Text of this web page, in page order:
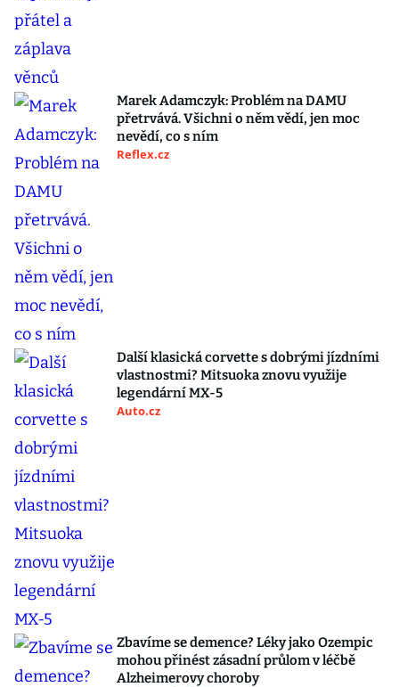
Marek Adamczyk: Problém na DAMU
přetrvává. Všichni o něm vědí, jen moc
nevědí, co s ním
Reflex.cz
Další klasická corvette s dobrými jízdními
vlastnostmi? Mitsuoka znovu využije
legendární MX-5
Auto.cz
Zbavíme se demence? Léky jako Ozempic
mohou přinést zásadní průlom v léčbě
Alzheimerovy choroby